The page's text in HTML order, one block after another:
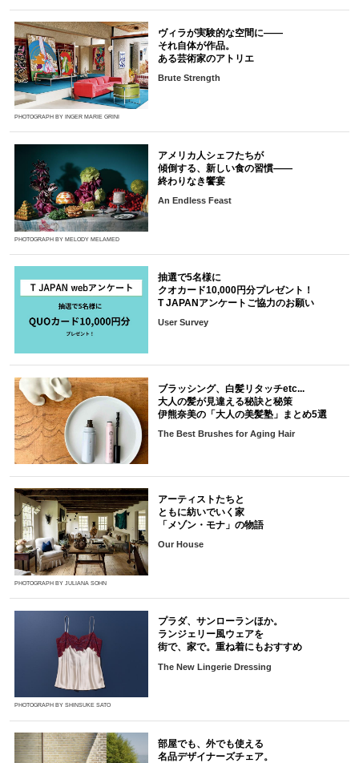
PHOTOGRAPH BY INGER MARIE GRINI
ヴィラが実験的な空間に――
それ自体が作品。
ある芸術家のアトリエ
Brute Strength
PHOTOGRAPH BY MELODY MELAMED
アメリカ人シェフたちが
傾倒する、新しい食の習慣――
終わりなき饗宴
An Endless Feast
抽選で5名様に
クオカード10,000円分プレゼント！
T JAPANアンケートご協力のお願い
User Survey
ブラッシング、白髪リタッチetc...
大人の髪が見違える秘訣と秘策
伊熊奈美の「大人の美髪塾」まとめ5選
The Best Brushes for Aging Hair
PHOTOGRAPH BY JULIANA SOHN
アーティストたちと
ともに紡いでいく家
「メゾン・モナ」の物語
Our House
PHOTOGRAPH BY SHINSUKE SATO
プラダ、サンローランほか。
ランジェリー風ウェアを
街で、家で。重ね着にもおすすめ
The New Lingerie Dressing
部屋でも、外でも使える
名品デザイナーズチェア。